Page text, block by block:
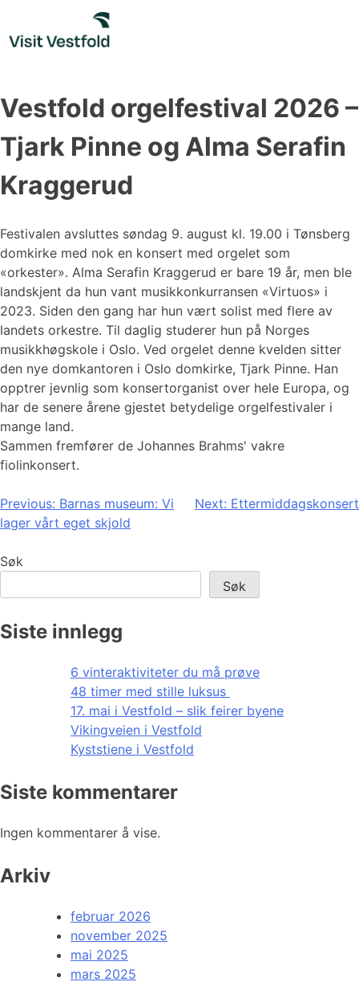
content
Vestfold orgelfestival 2026 –
Tjark Pinne og Alma Serafin
Kraggerud
Festivalen avsluttes søndag 9. august kl. 19.00 i Tønsberg
domkirke med nok en konsert med orgelet som
«orkester». Alma Serafin Kraggerud er bare 19 år, men ble
landskjent da hun vant musikkonkurransen «Virtuos» i
2023. Siden den gang har hun vært solist med flere av
landets orkestre. Til daglig studerer hun på Norges
musikkhøgskole i Oslo. Ved orgelet denne kvelden sitter
den nye domkantoren i Oslo domkirke, Tjark Pinne. Han
opptrer jevnlig som konsertorganist over hele Europa, og
har de senere årene gjestet betydelige orgelfestivaler i
mange land.
Sammen fremfører de Johannes Brahms' vakre
fiolinkonsert.
Innleggsnavigasjon
Previous: Barnas museum: Vi
lager vårt eget skjold
Next: Ettermiddagskonsert
Søk
Søk
Siste innlegg
6 vinteraktiviteter du må prøve
48 timer med stille luksus
17. mai i Vestfold – slik feirer byene
Vikingveien i Vestfold
Kyststiene i Vestfold
Siste kommentarer
Ingen kommentarer å vise.
Arkiv
februar 2026
november 2025
mai 2025
mars 2025